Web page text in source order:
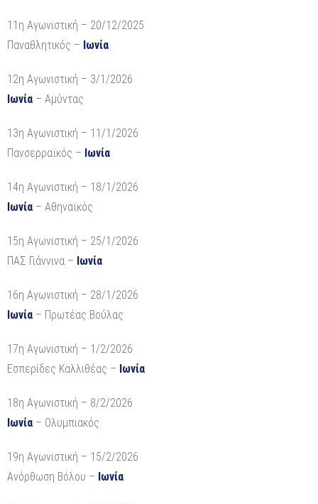
11η Αγωνιστική – 20/12/2025
Παναθλητικός – Ιωνία
12η Αγωνιστική – 3/1/2026
Ιωνία – Αμύντας
13η Αγωνιστική – 11/1/2026
Πανσερραϊκός – Ιωνία
14η Αγωνιστική – 18/1/2026
Ιωνία – Αθηναϊκός
15η Αγωνιστική – 25/1/2026
ΠΑΣ Γιάννινα – Ιωνία
16η Αγωνιστική – 28/1/2026
Ιωνία – Πρωτέας Βούλας
17η Αγωνιστική – 1/2/2026
Εσπερίδες Καλλιθέας – Ιωνία
18η Αγωνιστική – 8/2/2026
Ιωνία – Ολυμπιακός
19η Αγωνιστική – 15/2/2026
Ανόρθωση Βόλου – Ιωνία